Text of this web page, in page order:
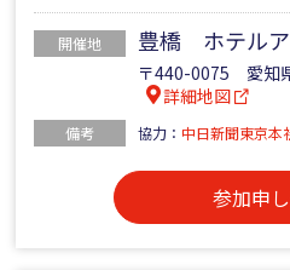
開催地 豊橋 ホテル
〒440-0075 愛知
詳細地図
備考 協力： 中日新聞東京本
参加申